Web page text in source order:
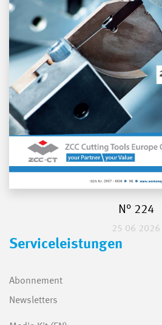
N° 224
25 06 2026
Serviceleistungen
Abonnement
Newsletters